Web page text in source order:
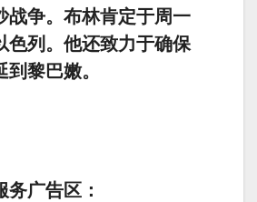
战争。布林肯定于周一
色列。他还致力于确保
黎巴嫩。
务广告区：